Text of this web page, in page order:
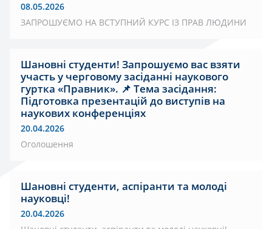
08.05.2026
ЗАПРОШУЄМО НА ВСТУПНИЙ КУРС ІЗ ПРАВ ЛЮДИНИ
Шановні студенти! Запрошуємо вас взяти
участь у черговому засіданні наукового
гуртка «Правник». 📌 Тема засідання:
Підготовка презентацій до виступів на
наукових конференціях
20.04.2026
Оголошення
Шановні студенти, аспіранти та молоді
науковці!
20.04.2026